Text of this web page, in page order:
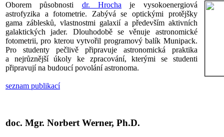
Oborem působnosti dr. Hrocha je vysokoenergiová
astrofyzika a fotometrie. Zabývá se optickými protějšky
gama záblesků, vlastnostmi galaxií a především aktivních
galaktických jader. Dlouhodobě se věnuje astronomické
fotometrii, pro kterou vytvořil programový balík Munipack.
Pro studenty pečlivě připravuje astronomická praktika
a nejrůznější úkoly ke zpracování, kterými se studenti
připravují na budoucí povolání astronoma.
seznam publikací
doc. Mgr. Norbert Werner, Ph.D.